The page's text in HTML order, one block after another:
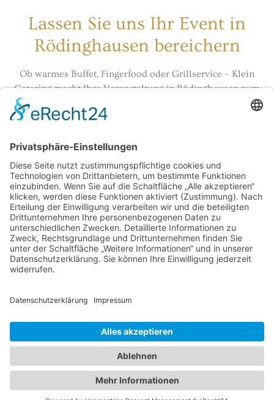
Lassen Sie uns Ihr Event in
Rödinghausen bereichern
Ob warmes Buffet, Fingerfood oder Grillservice – Klein
Catering macht Ihre Veranstaltung in Rödinghausen zum
Erfolg. Gemeinsam gestalten wir ein Menü, das Ihre Gäste
begeistert und Ihre Feier unvergesslich macht!
Speisenangebot
KONTAKT LÖHNE
Robert-Bosch-Str. 5
32584 Löhne
info@klein-catering.de
Sudbrackstr. 98
33611 Bielefeld
0521 75 98 60 26
0151 700 653 79